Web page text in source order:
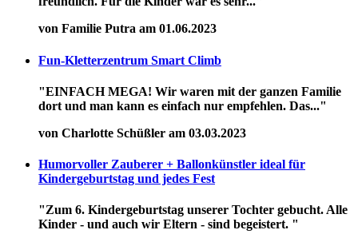
von Familie Putra am 01.06.2023
Fun-Kletterzentrum Smart Climb
"EINFACH MEGA! Wir waren mit der ganzen Familie
dort und man kann es einfach nur empfehlen. Das..."
von Charlotte Schüßler am 03.03.2023
Humorvoller Zauberer + Ballonkünstler ideal für
Kindergeburtstag und jedes Fest
"Zum 6. Kindergeburtstag unserer Tochter gebucht. Alle
Kinder - und auch wir Eltern - sind begeistert. "